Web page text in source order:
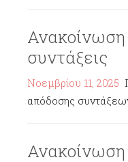
Ανακοίνωση
συντάξεις
Νοεμβρίου 11, 2025
απόδοσης
Ανακοίνωση